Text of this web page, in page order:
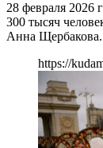
28 февраля 2026
300 тысяч
Анна Щербакова.
https://